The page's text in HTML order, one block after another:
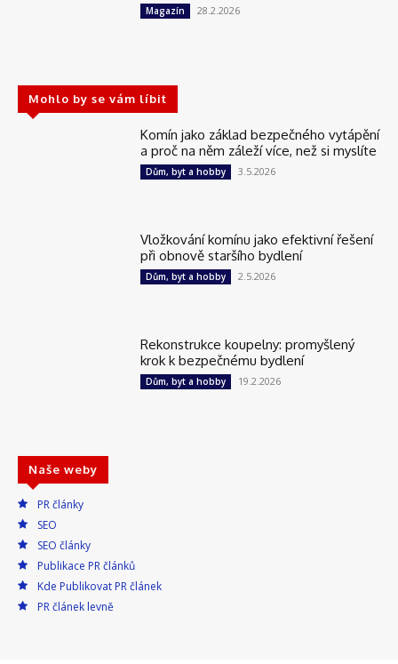
Magazín 28.2.2026
Mohlo by se vám líbit
Komín jako základ bezpečného vytápění
a proč na něm záleží více, než si myslíte
Dům, byt a hobby 3.5.2026
Vložkování komínu jako efektivní řešení
při obnově staršího bydlení
Dům, byt a hobby 2.5.2026
Rekonstrukce koupelny: promyšlený
krok k bezpečnému bydlení
Dům, byt a hobby 19.2.2026
Naše weby
PR články
SEO
SEO články
Publikace PR článků
Kde Publikovat PR článek
PR článek levně